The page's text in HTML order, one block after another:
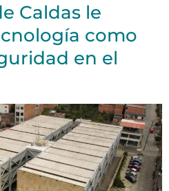
Caldas le
como
en el